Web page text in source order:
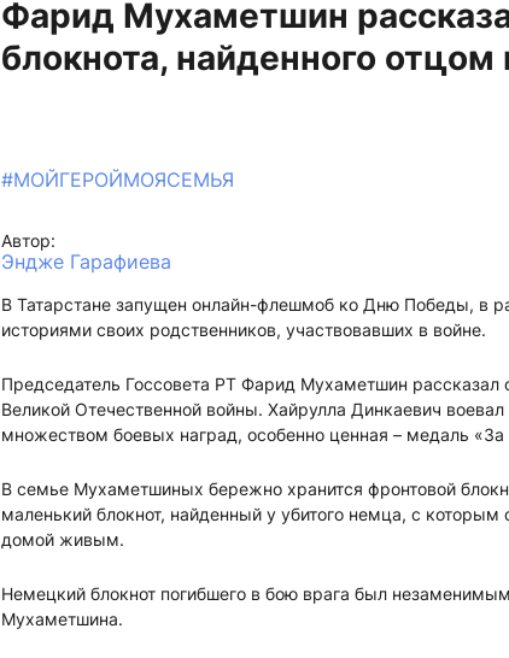
Фарид Мухаметшин
блокнота, найденного
#МОЙГЕРОЙМОЯСЕМЬЯ
Автор:
Эндже Гарафиева
В Татарстане запущен онлайн-флешмоб ко Дню Победы, в
историями своих родственников, участвовавших в войне.
Председатель Госсовета РТ Фарид Мухаметшин рассказал
Великой Отечественной войны. Хайрулла Динкаевич
множеством боевых наград, особенно ценная – медаль «За
В семье Мухаметшиных бережно хранится фронтовой
маленький блокнот, найденный у убитого немца, с
домой живым.
Немецкий блокнот погибшего в бою врага был
Мухаметшина.